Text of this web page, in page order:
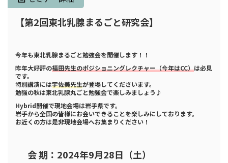
【第2回東北乳腺まるごと研究会】
今年も東北乳腺まるごと勉強会を開催します！！
昨年大好評の福田先生のポジショニングレクチャー（今年はCC）は必見
です。
特別講演には宇佐美先生が登場してくださいます。
勉強の秋は東北乳腺丸ごと勉強会で楽しみましょう♪
Hybrid開催で現地会場は岩手県です。
岩手から全国の皆様にお会いできることを楽しみにしております。
お近くの方は是非現地会場へお集まりください！
会 期：2024年9月28日（土）